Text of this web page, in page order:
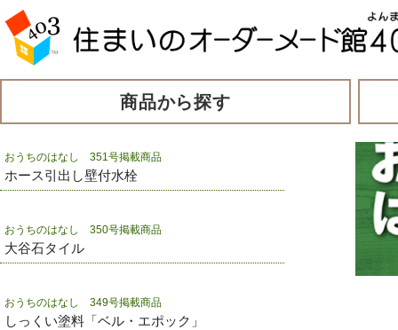
商品から探す
おうちのはなし 351号掲載商品
ホース引出し壁付水栓
おうちのはなし 350号掲載商品
大谷石タイル
おうちのはなし 349号掲載商品
しっくい塗料「ベル・エポック」